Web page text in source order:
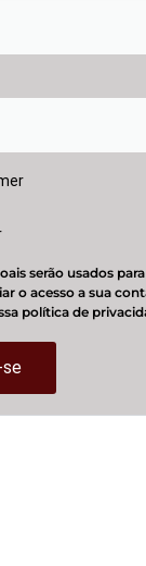
serão usados
o acesso a sua
política de